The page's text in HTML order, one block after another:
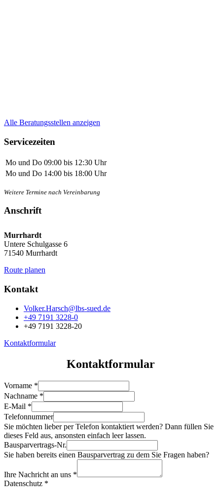
Alle Beratungsstellen anzeigen
Servicezeiten
Mo und Do 09:00 bis 12:30 Uhr
Mo und Do 14:00 bis 18:00 Uhr
Weitere Termine nach Vereinbarung
Anschrift
Murrhardt
Untere Schulgasse 6
71540 Murrhardt
Route planen
Kontakt
Volker.Harsch@lbs-sued.de
+49 7191 3228-0
+49 7191 3228-20
Kontaktformular
Kontaktformular
Vorname *
Nachname *
E-Mail *
Telefonnummer
Sie möchten lieber per Telefon kontaktiert werden? Dann füllen Sie
dieses Feld aus, ansonsten einfach leer lassen.
Bausparvertrags-Nr.
Sie haben bereits einen Bausparvertrag zu dem Sie Fragen haben?
Ihre Nachricht an uns *
Datenschutz *